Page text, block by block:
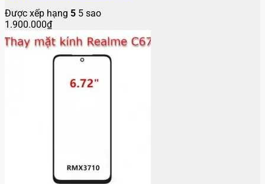
Được xếp hạng 5 5 sao
1.900.000₫